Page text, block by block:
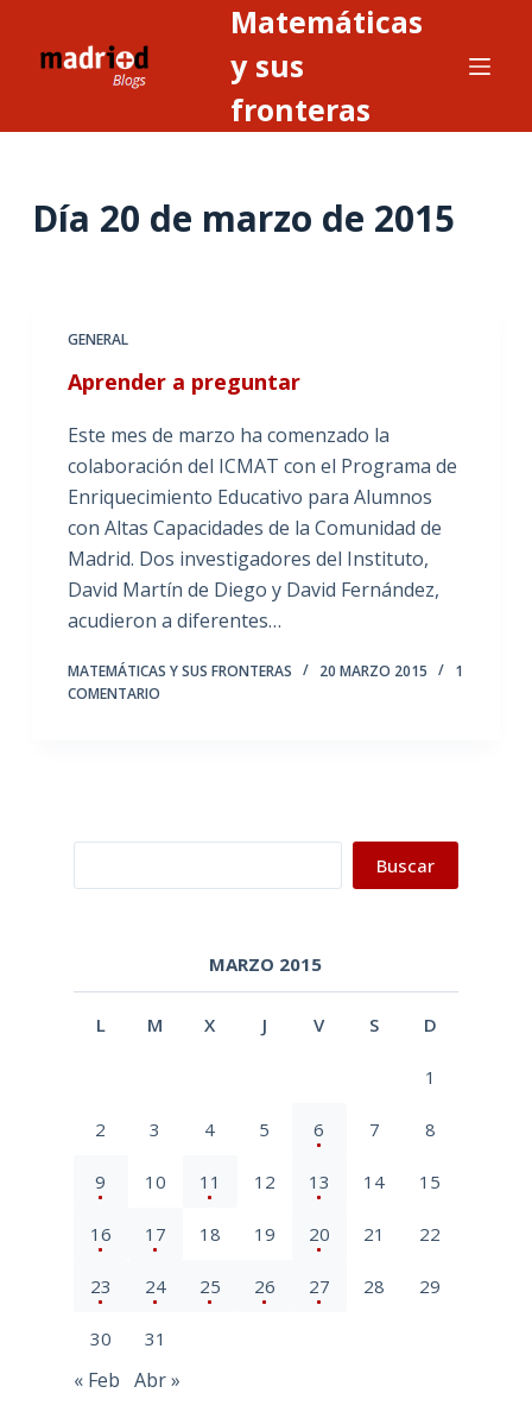
Matemáticas
y sus
fronteras
Día 20 de marzo de 2015
GENERAL
Aprender a preguntar
Este mes de marzo ha comenzado la
colaboración del ICMAT con el Programa de
Enriquecimiento Educativo para Alumnos
con Altas Capacidades de la Comunidad de
Madrid. Dos investigadores del Instituto,
David Martín de Diego y David Fernández,
acudieron a diferentes…
MATEMÁTICAS Y SUS FRONTERAS 20 MARZO 2015
1
COMENTARIO
Buscar
MARZO 2015
L M X J V S D
1
2 3 4 5 6 7 8
9 10 11 12 13 14 15
16 17 18 19 20 21 22
23 24 25 26 27 28 29
30 31
« Feb Abr »